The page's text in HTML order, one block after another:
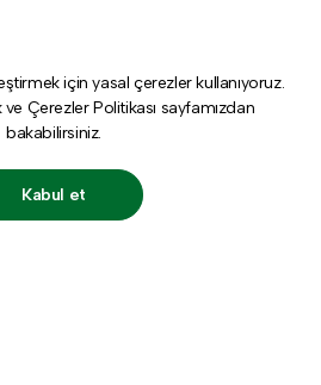
için yasal çerezler kullanıyoruz.
ve Çerezler Politikası sayfamızdan
bakabilirsiniz.
Kabul et